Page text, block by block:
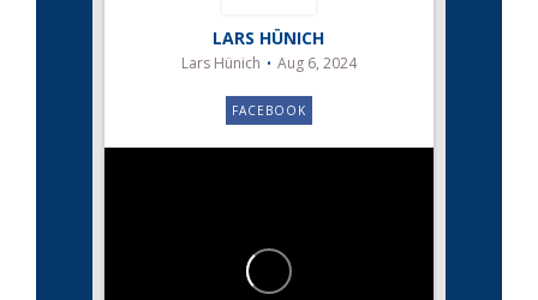
LARS HÜNICH
Lars Hünich Aug 6, 2024
FACEBOOK